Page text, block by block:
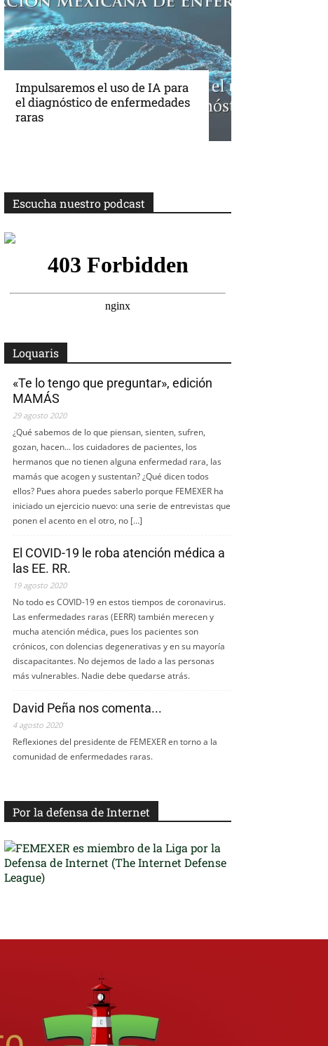
Impulsaremos el uso de IA para
el diagnóstico de enfermedades
raras
Escucha nuestro podcast
Loquaris
«Te lo tengo que preguntar», edición
MAMÁS
29 agosto 2020
¿Qué sabemos de lo que piensan, sienten, sufren,
gozan, hacen... los cuidadores de pacientes, los
hermanos que no tienen alguna enfermedad rara, las
mamás que acogen y sustentan? ¿Qué dicen todos
ellos? Pues ahora puedes saberlo porque FEMEXER ha
iniciado un ejercicio nuevo: una serie de entrevistas que
ponen el acento en el otro, no […]
El COVID-19 le roba atención médica a
las EE. RR.
19 agosto 2020
No todo es COVID-19 en estos tiempos de coronavirus.
Las enfermedades raras (EERR) también merecen y
mucha atención médica, pues los pacientes son
crónicos, con dolencias degenerativas y en su mayoría
discapacitantes. No dejemos de lado a las personas
más vulnerables. Nadie debe quedarse atrás.
David Peña nos comenta...
4 agosto 2020
Reflexiones del presidente de FEMEXER en torno a la
comunidad de enfermedades raras.
Por la defensa de Internet